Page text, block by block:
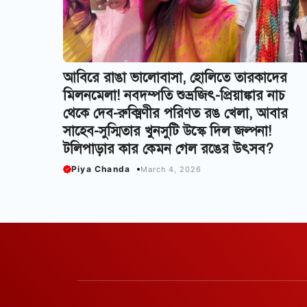
আবিরে রাঙা ভালোবাসা, হোলিতে তারকাদের
মিলনমেলা! নবদম্পতি শুভ্রজিৎ-প্রিয়াঙ্কার নাচ
থেকে দেব-রুক্মিণীর পরিণত রঙ খেলা, আবার
সাহেব-সুস্মিতার খুনসুটি উস্কে দিল জল্পনা!
টলিপাড়ার কার কেমন গেল রঙের উৎসব?
Piya Chanda March 4, 2026